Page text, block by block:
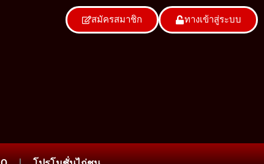
ทางเข้าสู่ระบบ
สมัครสมาชิก